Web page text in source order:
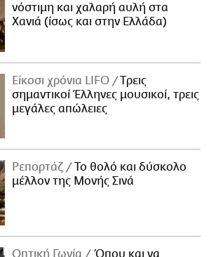
νόστιμη και χαλαρή αυλή στα
Χανιά (ίσως και στην Ελλάδα)
Είκοσι χρόνια LIFO
Tρεις
σημαντικοί Έλληνες μουσικοί, τρεις
μεγάλες απώλειες
Ρεπορτάζ
Το θολό και δύσκολο
μέλλον της Μονής Σινά
Οπτική Γωνία
Όπου και να